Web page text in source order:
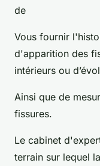
de
Vous fournir
d'apparition des
intérieurs ou
Ainsi que de
fissures.
Le cabinet
terrain sur lequel